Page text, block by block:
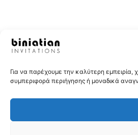
Για να παρέχουμε την καλύτερη
συμπεριφορά περιήγησης ή μοναδικά